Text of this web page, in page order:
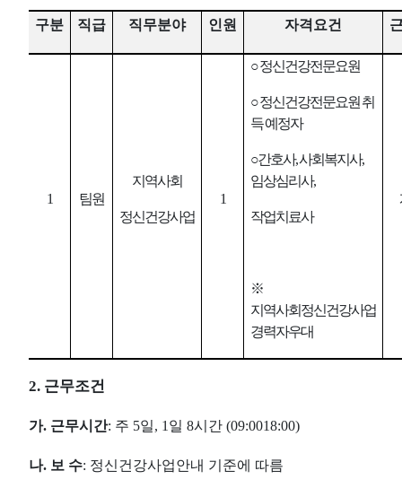
구분 직급 직무분야 인원 자격요건
1 팀원
지역사회
정신건강사업
1
○정신건강전문요원
○정신건강전문요원 취
득 예정자
○간호사,사회복지사,
임상심리사,
작업치료사
※
지역사회정신건강사업
경력자우대
2. 근무조건
가. 근무시간: 주 5일, 1 일 8시간 (09:0018:00)
나. 보 수: 정신건강사업안내 기준에 따름